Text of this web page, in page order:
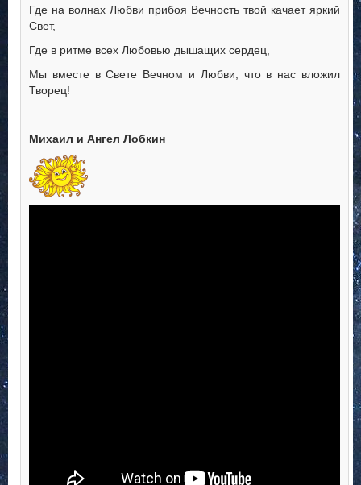
Где на волнах Любви прибоя Вечность твой качает яркий
Свет,
Где в ритме всех Любовью дышащих сердец,
Мы вместе в Свете Вечном и Любви, что в нас вложил
Творец!
Михаил и Ангел Лобкин